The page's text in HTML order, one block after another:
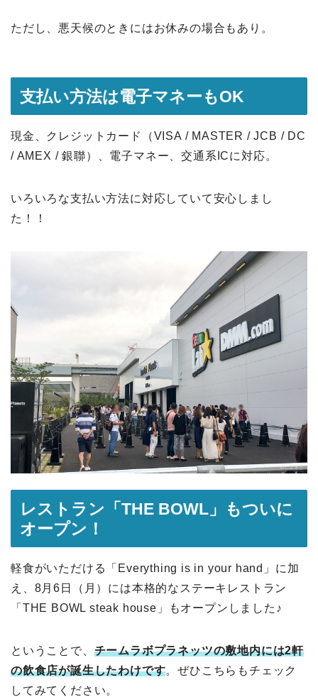
ただし、悪天候のときにはお休みの場合もあり。
支払い方法は電子マネーもOK
現金、クレジットカード（VISA / MASTER / JCB / DC
/ AMEX / 銀聯）、電子マネー、交通系ICに対応。
いろいろな支払い方法に対応していて安心しまし
た！！
レストラン「THE BOWL」もついに
オープン！
軽食がいただける「Everything is in your hand」に加
え、8月6日（月）には本格的なステーキレストラン
「THE BOWL steak house」もオープンしました♪
ということで、 チームラボプラネッツの敷地内には2軒
の飲食店が誕生したわけです。ぜひこちらもチェック
してみてください。